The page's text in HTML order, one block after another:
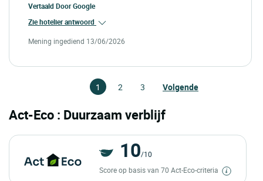
Vertaald DoorGoogle
Zie hotelier antwoord
Mening ingediend 13/06/2026
1 2 3 Volgende
Act-Eco : Duurzaam verblijf
10/10
Score op basis van 70 Act-Eco-criteria